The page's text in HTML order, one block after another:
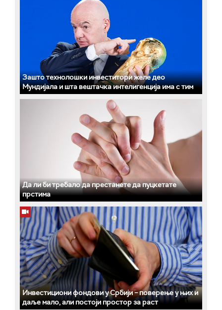
Зашто технолошки инвеститори желе део
Мундијала и шта вештачка интелигенција има с тим
Да ли би требало да престанете да пуцкетате
прстима
Инвестициони фондови у Србији – поверење у њих и
даље мало, али постоји простор за раст